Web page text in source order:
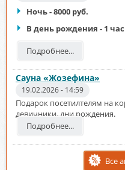
Ночь - 8000 руб.
В день рождения - 1
Подробнее...
Сауна «Жозефина»
19.02.2026 - 14:59
Подарок посетилтелям на
девичники, дни рождения.
Подробнее...
Все